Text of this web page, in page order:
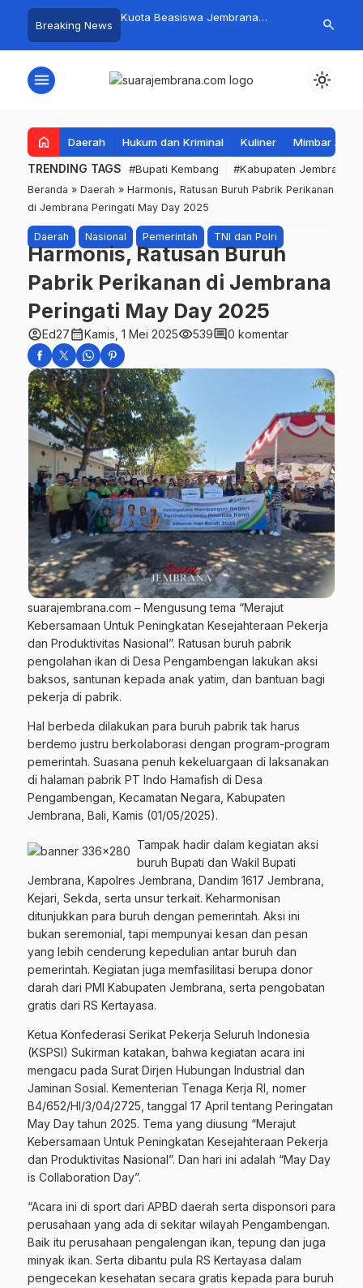
Breaking News
Kembang Beri
Warga Sri
Kuota Beasiswa Jembrana
Siapkan Upaya Penambahan di
Fantastis!
Jembrana
search
menu light_mode
home Daerah Hukum dan Kriminal Kuliner Mimbar
TRENDING TAGS #Bupati Kembang #Kabupaten Jembrana
Beranda » Daerah » Harmonis, Ratusan Buruh Pabrik Perikanan
di Jembrana Peringati May Day 2025
Daerah Nasional Pemerintah TNI dan Polri
Harmonis, Ratusan Buruh
Pabrik Perikanan di Jembrana
Peringati May Day 2025
account_circleEd27calendar_monthKamis, 1 Mei 2025visibility539comment0 komentar
suarajembrana.com – Mengusung tema “Merajut
Kebersamaan Untuk Peningkatan Kesejahteraan Pekerja
dan Produktivitas Nasional”. Ratusan buruh pabrik
pengolahan ikan di Desa Pengambengan lakukan aksi
baksos, santunan kepada anak yatim, dan bantuan bagi
pekerja di pabrik.
Hal berbeda dilakukan para buruh pabrik tak harus
berdemo justru berkolaborasi dengan program-program
pemerintah. Suasana penuh kekeluargaan di laksanakan
di halaman pabrik PT Indo Hamafish di Desa
Pengambengan, Kecamatan Negara, Kabupaten
Jembrana, Bali, Kamis (01/05/2025).
Tampak hadir dalam kegiatan aksi
buruh Bupati dan Wakil Bupati
Jembrana, Kapolres Jembrana, Dandim 1617 Jembrana,
Kejari, Sekda, serta unsur terkait. Keharmonisan
ditunjukkan para buruh dengan pemerintah. Aksi ini
bukan seremonial, tapi mempunyai kesan dan pesan
yang lebih cenderung kepedulian antar buruh dan
pemerintah. Kegiatan juga memfasilitasi berupa donor
darah dari PMI Kabupaten Jembrana, serta pengobatan
gratis dari RS Kertayasa.
Ketua Konfederasi Serikat Pekerja Seluruh Indonesia
(KSPSI) Sukirman katakan, bahwa kegiatan acara ini
mengacu pada Surat Dirjen Hubungan Industrial dan
Jaminan Sosial. Kementerian Tenaga Kerja RI, nomer
B4/652/HI/3/04/2725, tanggal 17 April tentang Peringatan
May Day tahun 2025. Tema yang diusung “Merajut
Kebersamaan Untuk Peningkatan Kesejahteraan Pekerja
dan Produktivitas Nasional”. Dan hari ini adalah “May Day
is Collaboration Day”.
“Acara ini di sport dari APBD daerah serta disponsori para
perusahaan yang ada di sekitar wilayah Pengambengan.
Baik itu perusahaan pengalengan ikan, tepung dan juga
minyak ikan. Serta dibantu pula RS Kertayasa dalam
pengecekan kesehatan secara gratis kepada para buruh